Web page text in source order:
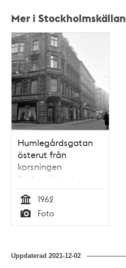
Mer i Stockholmskällan
Relaterade
poster
och
teman
Humlegårdsgatan
österut från
korsningen
Brahegatan. I
bakgrunden
kvarteret
Repslagaren
Tid
1962
Typ
Foto
Uppdaterad2021-12-02